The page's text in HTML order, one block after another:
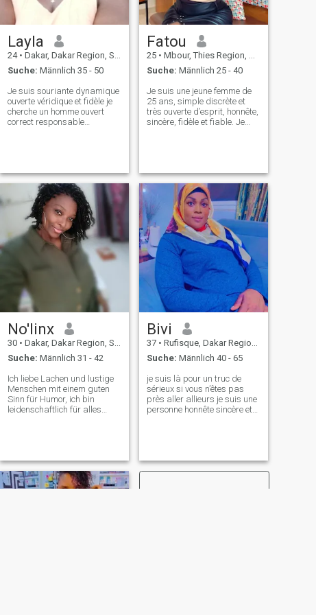
Layla
24 • Dakar, Dakar Region, Senegal
Suche: Männlich 35 - 50
Je suis souriante dynamique
ouverte véridique et fidèle je
cherche un homme ouvert
correct responsable
passer vos chemin encore
une fois je cherche du sé
Fatou
25 • Mbour, Thies Region, Senegal
Suche: Männlich 25 - 40
Je suis une jeune femme de
25 ans, simple discrète et
très ouverte d’esprit, honnête,
sincère, fidèle et fiable. Je
voyages. on me dit bonne
cuisinière.
No'linx
30 • Dakar, Dakar Region, Senegal
Suche: Männlich 31 - 42
Ich liebe Lachen und lustige
Menschen mit einem guten
Sinn für Humor, ich bin
leidenschaftlich für alles
Homebombody😅, also treffe
ich mich nicht oft, aber ich
Reise gerne und bin ein
echter Alleintourist, was ein
Bivi
37 • Rufisque, Dakar Region, Senegal
Suche: Männlich 40 - 65
je suis là pour un truc de
sérieux si vous n’êtes pas
près aller allieurs je suis une
personne honnête sincère et
08 a je cherche à me c